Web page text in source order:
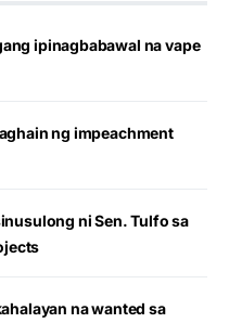
ipinagbabawal na vape
ng impeachment
ni Sen. Tulfo sa
na wanted sa